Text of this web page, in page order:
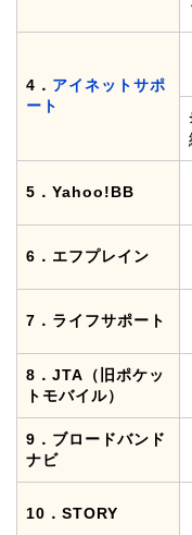
4． アイネットサポ
ート
5．Yahoo!BB
6．エフプレイン
7．ライフサポート
8．JTA（旧ポケッ
トモバイル）
9．ブロードバンド
ナビ
10．STORY